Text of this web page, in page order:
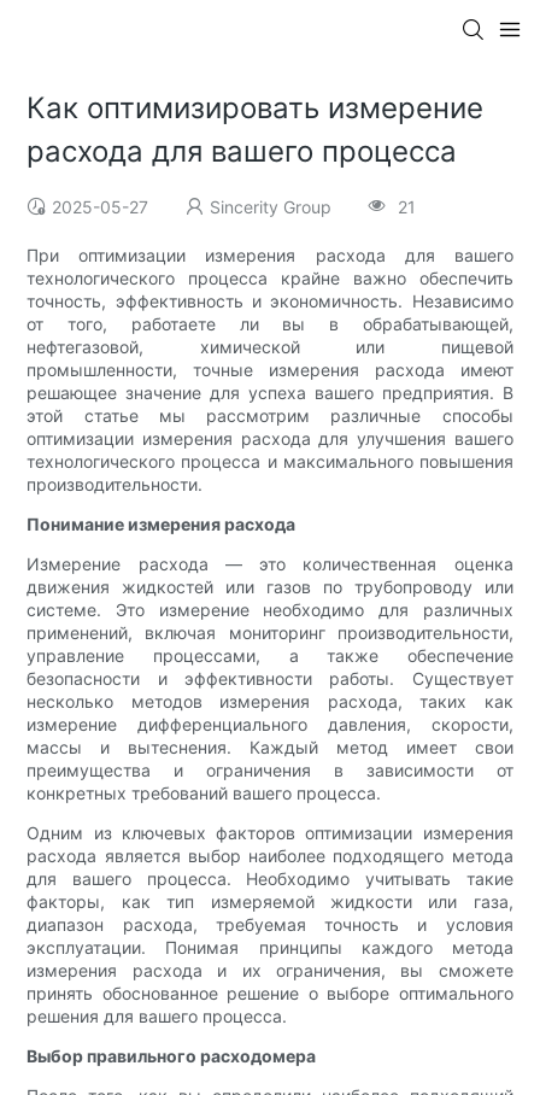
Как оптимизировать измерение
расхода для вашего процесса
2025-05-27 Sincerity Group 21
При оптимизации измерения расхода для вашего
технологического процесса крайне важно обеспечить
точность, эффективность и экономичность. Независимо
от того, работаете ли вы в обрабатывающей,
нефтегазовой, химической или пищевой
промышленности, точные измерения расхода имеют
решающее значение для успеха вашего предприятия. В
этой статье мы рассмотрим различные способы
оптимизации измерения расхода для улучшения вашего
технологического процесса и максимального повышения
производительности.
Понимание измерения расхода
Измерение расхода — это количественная оценка
движения жидкостей или газов по трубопроводу или
системе. Это измерение необходимо для различных
применений, включая мониторинг производительности,
управление процессами, а также обеспечение
безопасности и эффективности работы. Существует
несколько методов измерения расхода, таких как
измерение дифференциального давления, скорости,
массы и вытеснения. Каждый метод имеет свои
преимущества и ограничения в зависимости от
конкретных требований вашего процесса.
Одним из ключевых факторов оптимизации измерения
расхода является выбор наиболее подходящего метода
для вашего процесса. Необходимо учитывать такие
факторы, как тип измеряемой жидкости или газа,
диапазон расхода, требуемая точность и условия
эксплуатации. Понимая принципы каждого метода
измерения расхода и их ограничения, вы сможете
принять обоснованное решение о выборе оптимального
решения для вашего процесса.
Выбор правильного расходомера